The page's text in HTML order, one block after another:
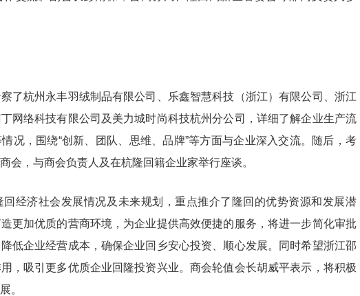
了杭州永丰羽绒制品有限公司、乐鑫智慧科技（浙江）有限公司、浙江
网络科技有限公司及美力城时尚科技杭州分公司，详细了解企业生产流
况，围绕“创新、团队、思维、品牌”等方面与企业深入交流。随后，考
会，与商会负责人及在杭隆回籍企业家举行座谈。
回经济社会发展情况及未来规划，重点推介了隆回的优势资源和发展潜
更加优质的营商环境，为企业提供高效便捷的服务，将进一步简化审批
低企业经营成本，确保企业回乡安心投资、顺心发展。同时希望浙江邵
，吸引更多优质企业回隆投资兴业。商会轮值会长胡威平表示，将积极
。